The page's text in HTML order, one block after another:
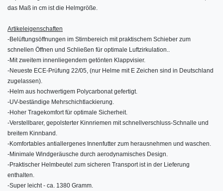
das Maß in cm ist die Helmgröße.
Artikeleigenschaften
-Belüftungsöffnungen im Stirnbereich mit praktischem Schieber zum
schnellen Öffnen und Schließen für optimale Luftzirkulation..
-Mit zweitem innenliegendem getönten Klappvisier.
-Neueste ECE-Prüfung 22/05, (nur Helme mit E Zeichen sind in Deutschland
zugelassen).
-Helm aus hochwertigem Polycarbonat gefertigt.
-UV-beständige Mehrschichtlackierung.
-Hoher Tragekomfort für optimale Sicherheit.
-Verstellbarer, gepolsterter Kinnriemen mit schnellverschluss-Schnalle und
breitem Kinnband.
-Komfortables antiallergenes Innenfutter zum herausnehmen und waschen.
-Minimale Windgeräusche durch aerodynamisches Design.
-Praktischer Helmbeutel zum sicheren Transport ist in der Lieferung
enthalten.
-Super leicht - ca. 1380 Gramm.